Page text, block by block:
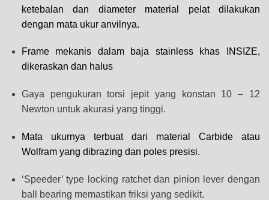
ketebalan dan diameter material pelat dilakukan
dengan mata ukur anvilnya.
Frame mekanis dalam baja stainless khas INSIZE,
dikeraskan dan halus
Gaya pengukuran torsi jepit yang konstan 10 – 12
Newton untuk akurasi yang tinggi.
Mata ukurnya terbuat dari material Carbide atau
Wolfram yang dibrazing dan poles presisi.
‘Speeder’ type locking ratchet dan pinion lever dengan
ball bearing memastikan friksi yang sedikit.